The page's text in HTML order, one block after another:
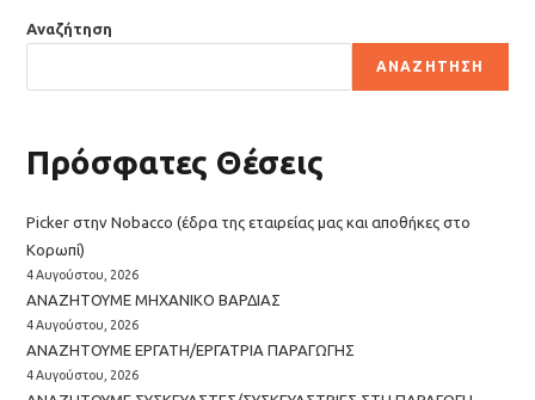
Αναζήτηση
ΑΝΑΖΉΤΗΣΗ
Πρόσφατες Θέσεις
Picker στην Nobacco (έδρα της εταιρείας μας και αποθήκες στο
Κορωπί)
4 Αυγούστου, 2026
ΑΝΑΖΗΤΟΥΜΕ ΜΗΧΑΝΙΚΟ ΒΑΡΔΙΑΣ
4 Αυγούστου, 2026
ΑΝΑΖΗΤΟΥΜΕ ΕΡΓΑΤΗ/ΕΡΓΑΤΡΙΑ ΠΑΡΑΓΩΓΗΣ
4 Αυγούστου, 2026